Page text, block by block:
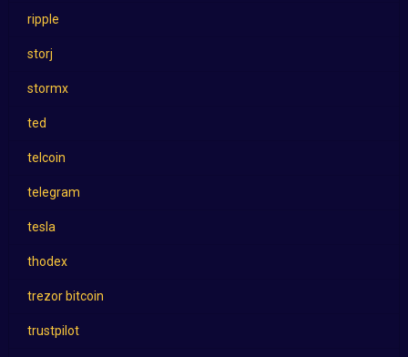
ripple
storj
stormx
ted
telcoin
telegram
tesla
thodex
trezor bitcoin
trustpilot